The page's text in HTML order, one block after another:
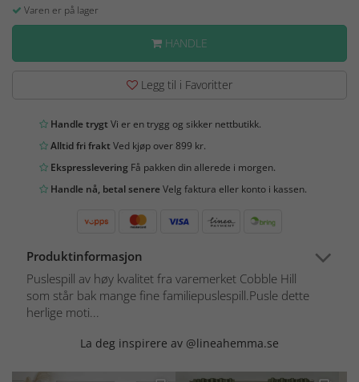
Varen er på lager
HANDLE
Legg til i Favoritter
Handle trygtVi er en trygg og sikker nettbutikk.
Alltid fri fraktVed kjøp over 899 kr.
Ekspresslevering Få pakken din allerede i morgen.
Handle nå, betal senereVelg faktura eller konto i kassen.
Produktinformasjon
Puslespill av høy kvalitet fra varemerket Cobble Hill
som står bak mange fine familiepuslespill.Pusle dette
herlige moti...
La deg inspirere av @lineahemma.se